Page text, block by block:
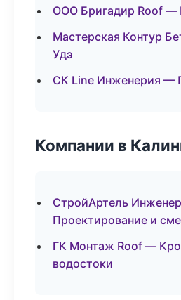
ООО Бригадир Roof —
Мастерская Контур
Удэ
СК Line Инженерия —
Компании в
СтройАртель
Проектирование и
ГК Монтаж Roof —
водостоки